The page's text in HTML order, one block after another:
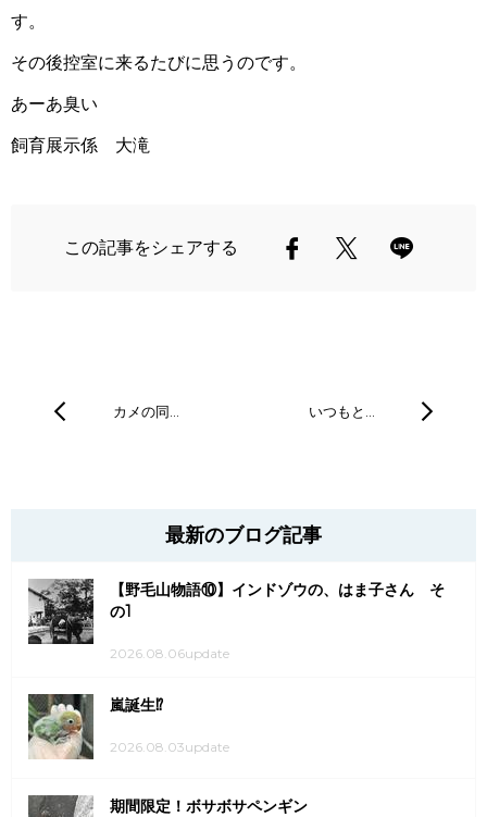
す。
その後控室に来るたびに思うのです。
あーあ臭い
飼育展示係 大滝
この記事をシェアする
カメの同… いつもと…
最新のブログ記事
【野毛山物語⑩】インドゾウの、はま子さん そ
の1
2026.08.06update
嵐誕生⁉
2026.08.03update
期間限定！ボサボサペンギン